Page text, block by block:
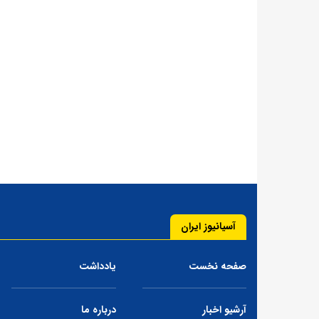
آسیانیوز ایران
صفحه نخست یادداشت
آرشیو اخبار درباره ما